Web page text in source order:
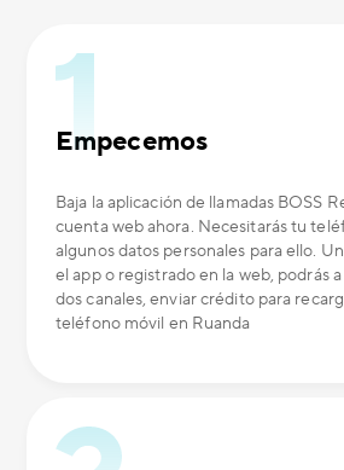
Empecemos
Baja la aplicación de llamadas BOSS
cuenta web ahora. Necesitarás tu
algunos datos personales para ello.
el app o registrado en la web, podrás
dos canales, enviar crédito para
teléfono móvil en Ruanda